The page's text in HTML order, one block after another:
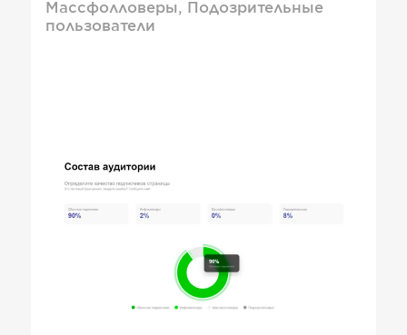
Массфолловеры, Подозрительные
пользователи